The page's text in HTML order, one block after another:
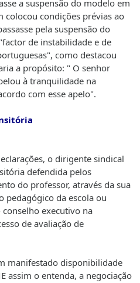
a suspensão do modelo em
colocou condições prévias ao
pela suspensão do
de instabilidade e de
como destacou
a propósito: " O senhor
à tranquilidade na
com esse apelo".
o dirigente sindical
defendida pelos
do professor, através da sua
pedagógico da escola ou
executivo na
de avaliação de
manifestado disponibilidade
assim o entenda, a negociação